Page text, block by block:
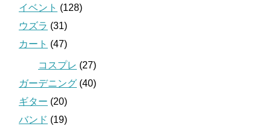
イベント (128)
ウズラ (31)
カート (47)
コスプレ (27)
ガーデニング (40)
ギター (20)
バンド (19)